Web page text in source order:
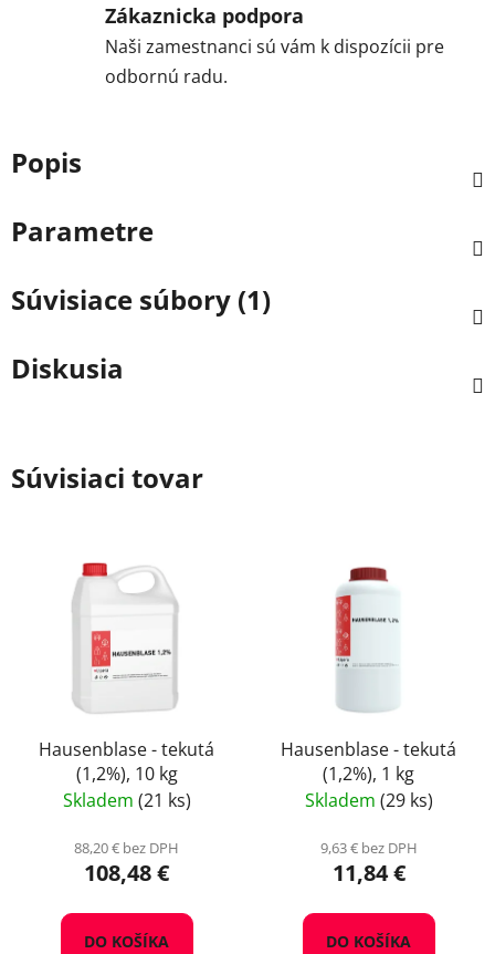
Zákaznicka podpora
Naši zamestnanci sú vám k dispozícii pre
odbornú radu.
Popis
Parametre
Súvisiace súbory (1)
Diskusia
Súvisiaci tovar
Hausenblase - tekutá
(1,2%), 10 kg
Skladem (21 ks)
88,20 € bez DPH
108,48 €
DO KOŠÍKA
Hausenblase - tekutá
(1,2%), 1 kg
Skladem (29 ks)
9,63 € bez DPH
11,84 €
DO KOŠÍKA